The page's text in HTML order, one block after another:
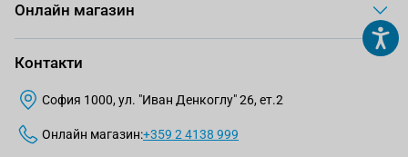
Онлайн магазин
Контакти
София 1000, ул. "Иван Денкоглу" 26, ет.2
Онлайн магазин:+359 2 4138 999